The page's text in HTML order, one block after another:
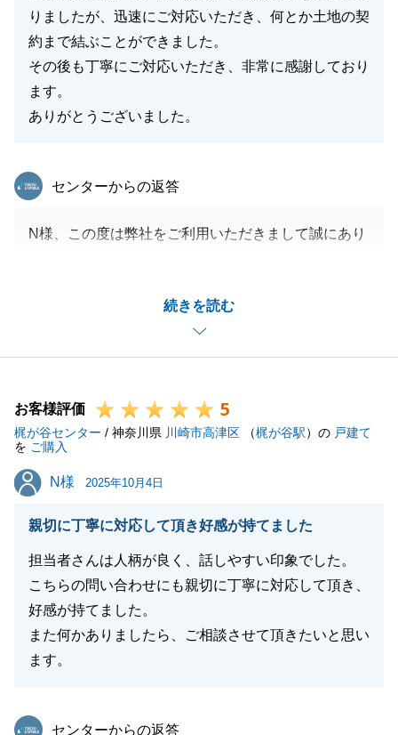
りましたが、迅速にご対応いただき、何とか土地の契
約まで結ぶことができました。
その後も丁寧にご対応いただき、非常に感謝しており
ます。
ありがとうございました。
続きを読む
東急リバブル
センターからの返答
N様、この度は弊社をご利用いただきまして誠にあり
無事にお気に召すお土地をご購入でき、私もうれしく
思います。
ばと思います。
どうぞ引き続きよろしくお願い申し上げます。
お客様評価 5
梶が谷センター / 神奈川県 川崎市高津区 （梶が谷駅）の 戸建て
を ご購入
N様
N様 2025年10月4日
親切に丁寧に対応して頂き好感が持てました
担当者さんは人柄が良く、話しやすい印象でした。
こちらの問い合わせにも親切に丁寧に対応して頂き、
好感が持てました。
また何かありましたら、ご相談させて頂きたいと思い
ます。
東急リバブル
センターからの返答